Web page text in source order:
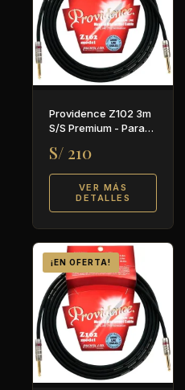
Providence Z102 3m
S/S Premium - Para
S/ 210
VER MÁS
DETALLES
¡EN OFERTA!